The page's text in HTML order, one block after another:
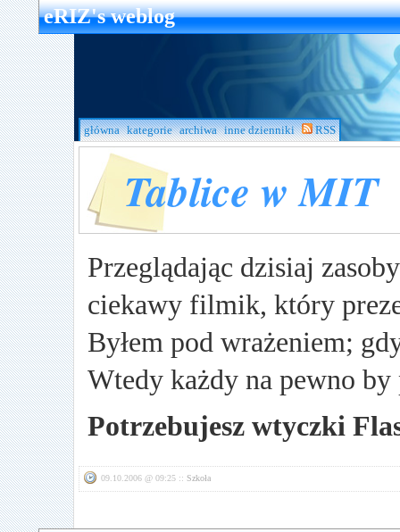
eRIZ's weblog
główna kategorie archiwa inne dzienniki RSS
Tablice w MIT
Przeglądając dzisiaj
ciekawy filmik, który
Byłem pod wrażeniem;
Wtedy każdy na pewno
Potrzebujesz wtyczki
09.10.2006 @ 09:25 ::Szkoła